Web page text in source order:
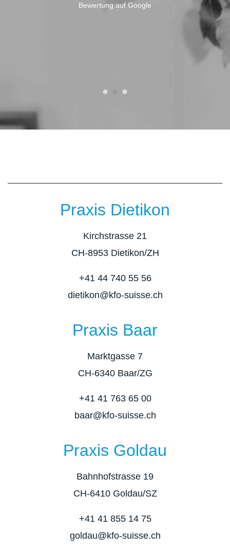
Bewertung auf Google
Praxis Dietikon
Kirchstrasse 21
CH-8953 Dietikon/ZH
+41 44 740 55 56
dietikon@kfo-suisse.ch
Praxis Baar
Marktgasse 7
CH-6340 Baar/ZG
+41 41 763 65 00
baar@kfo-suisse.ch
Praxis Goldau
Bahnhofstrasse 19
CH-6410 Goldau/SZ
+41 41 855 14 75
goldau@kfo-suisse.ch